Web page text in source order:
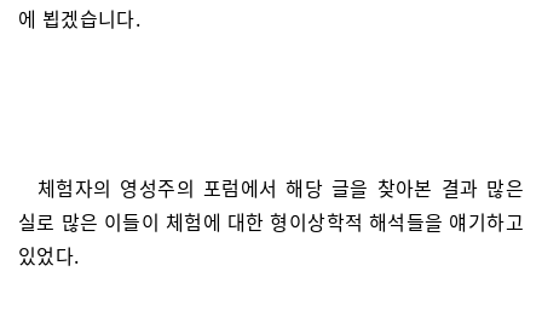
에 뵙겠습니다.
체험자의 영성주의 포럼에서 해당 글을 찾아본 결과 많은
실로 많은 이들이 체험에 대한 형이상학적 해석들을 얘기하고
있었다.